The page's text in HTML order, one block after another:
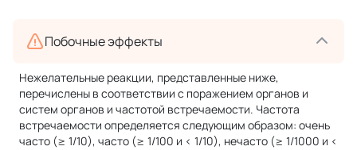
Побочные эффекты
Нежелательные реакции, представленные ниже,
перечислены в соответствии с поражением органов и
систем органов и частотой встречаемости. Частота
встречаемости определяется следующим образом: очень
часто (≥ 1/10), часто (≥ 1/100 и < 1/10), нечасто (≥ 1/1000 и <